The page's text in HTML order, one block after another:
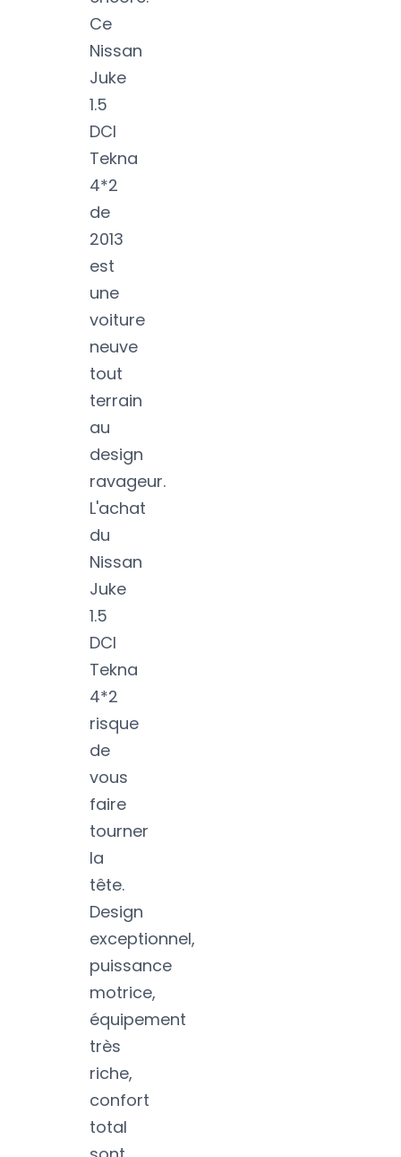
Ce
Nissan
Juke
1.5
DCI
Tekna
4*2
de
2013
est
une
voiture
neuve
tout
terrain
au
design
ravageur.
L'achat
du
Nissan
Juke
1.5
DCI
Tekna
4*2
risque
de
vous
faire
tourner
la
tête.
Design
exceptionnel,
puissance
motrice,
équipement
très
riche,
confort
total